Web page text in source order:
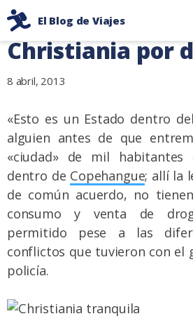
contenido
El Blog de Viajes
Consejos
de
viaje
dos
mochileros
La ciudad libre de
Christiania por
8 abril, 2013
«Esto es un Estado dentro
alguien antes de que
«ciudad» de mil habitantes
dentro de Copehangue; allí la
de común acuerdo, no
consumo y venta de
permitido pese a las
conflictos que tuvieron con el
policía.